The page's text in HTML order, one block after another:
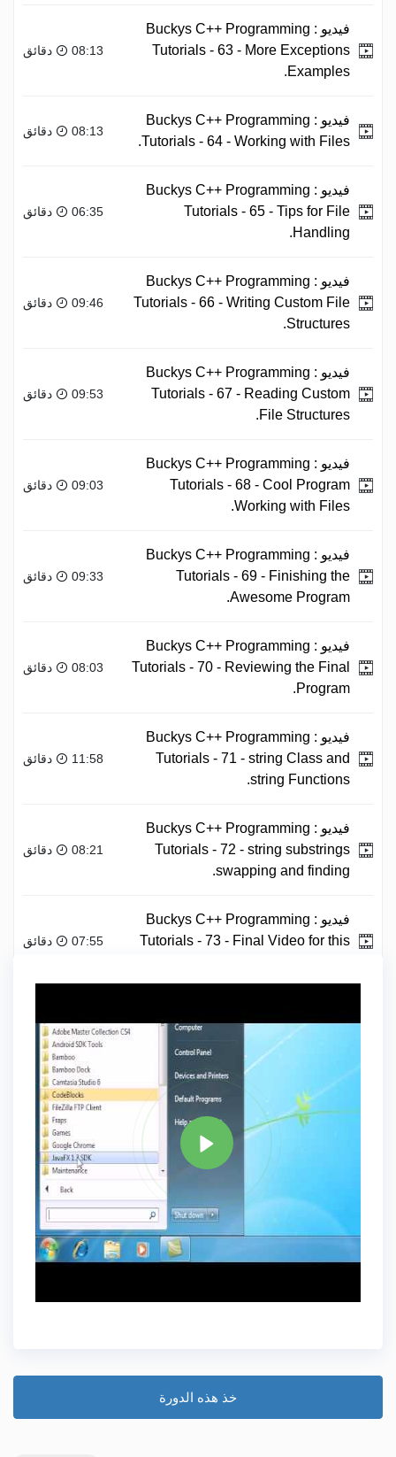
فيديو : Buckys C++ Programming
Tutorials - 63 - More Exceptions
Examples.
08:13 دقائق
فيديو : Buckys C++ Programming
Tutorials - 64 - Working with Files.
08:13 دقائق
فيديو : Buckys C++ Programming
Tutorials - 65 - Tips for File
Handling.
06:35 دقائق
فيديو : Buckys C++ Programming
Tutorials - 66 - Writing Custom File
Structures.
09:46 دقائق
فيديو : Buckys C++ Programming
Tutorials - 67 - Reading Custom
File Structures.
09:53 دقائق
فيديو : Buckys C++ Programming
Tutorials - 68 - Cool Program
Working with Files.
09:03 دقائق
فيديو : Buckys C++ Programming
Tutorials - 69 - Finishing the
Awesome Program.
09:33 دقائق
فيديو : Buckys C++ Programming
Tutorials - 70 - Reviewing the Final
Program.
08:03 دقائق
فيديو : Buckys C++ Programming
Tutorials - 71 - string Class and
string Functions.
11:58 دقائق
فيديو : Buckys C++ Programming
Tutorials - 72 - string substrings
swapping and finding.
08:21 دقائق
فيديو : Buckys C++ Programming
Tutorials - 73 - Final Video for this
07:55 دقائق
علامة مشاركة
خذ هذه الدورة